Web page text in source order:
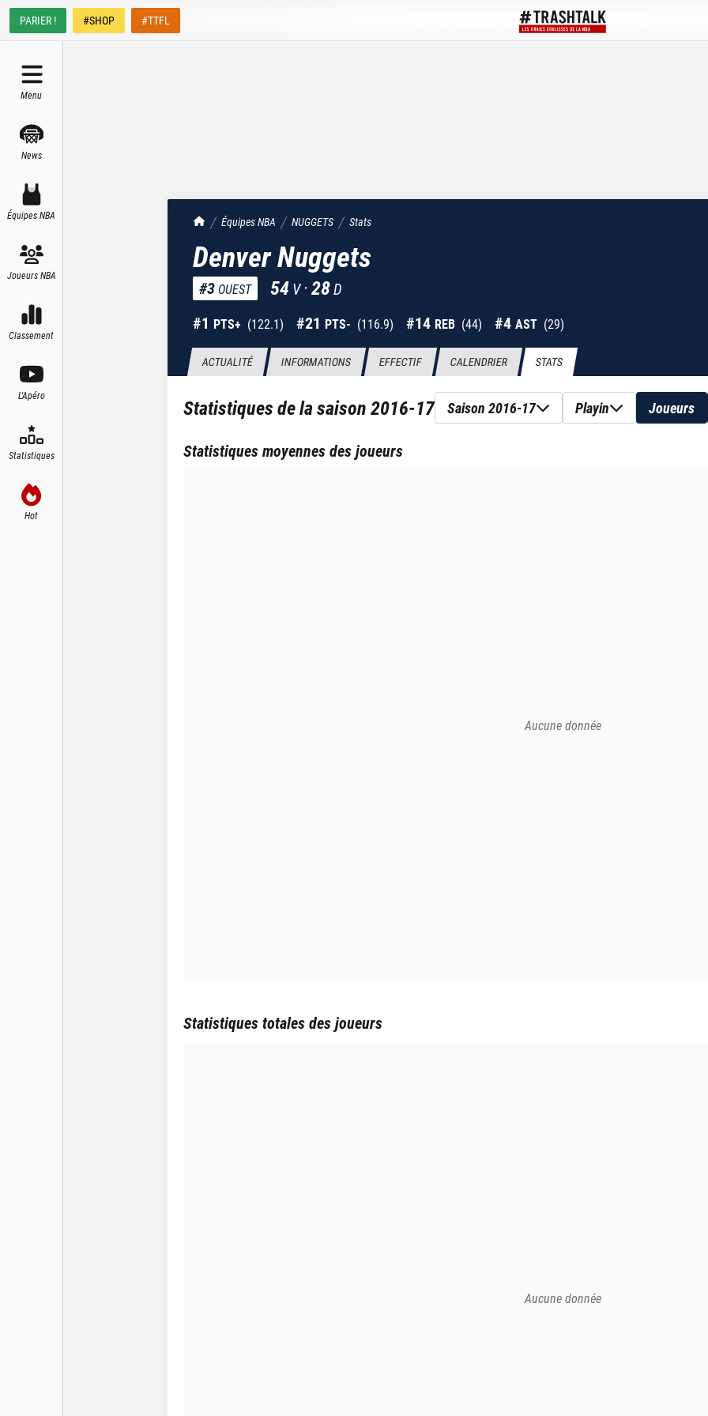
PARIER ! #SHOP #TTFL
Menu
News
Équipes NBA
Joueurs NBA
Classement
L'Apéro
Statistiques
Hot
TrashTalk Actu NBA
Équipes NBA NUGGETS Stats
Denver Nuggets
#3 OUEST 54 V ·28D
#1 PTS+ (122.1) #21 PTS- (116.9) #14 REB (44) #4 AST (29)
ACTUALITÉ INFORMATIONS EFFECTIF CALENDRIER STATS
Statistiques de la saison2016-17 Saison 2016-17 Playin Joueurs
Statistiques moyennes des joueurs
Aucune donnée
Statistiques totales des joueurs
Aucune donnée